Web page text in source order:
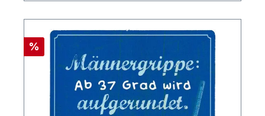
Rabatt
%